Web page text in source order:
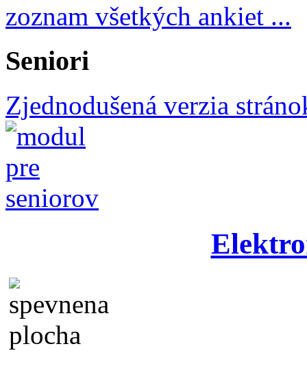
zoznam všetkých ankiet ...
Seniori
Zjednodušená verzia